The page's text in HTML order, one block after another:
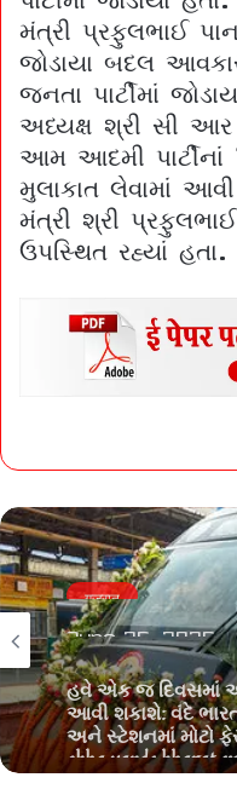
મંત્રી પ્રફુલભાઈ
જોડાયા બદલ
જનતા પાર્ટીમાં
અધ્યક્ષ શ્રી સી આર
આમ આદમી પાર્ટીનાં
મુલાકાત લેવામાં
મંત્રી શ્રી
ઉપસ્થિત રહ્યાં હતા.
गुजरात
June 25, 2026
હવે એક જ દિવસમાં
આવી શકાશે: વંદે
અને સ્ટેશનમાં મોટો
okha vande bharat
road new halt